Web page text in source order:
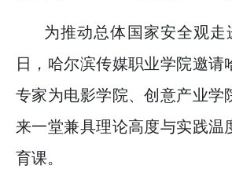
—— 哈
· 强化政治担当 锤炼过硬本领
滨传媒
· 教育部公布名单，黑龙江这
为推动总体国家安全观
日，哈尔滨传媒职业学院邀请
专家为电影学院、创意产业学
来一堂兼具理论高度与实践温
育课。